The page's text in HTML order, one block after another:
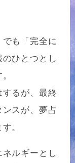
も「完全に
ひとつとし
るが、最終
スが、夢占
。
ルギーとし